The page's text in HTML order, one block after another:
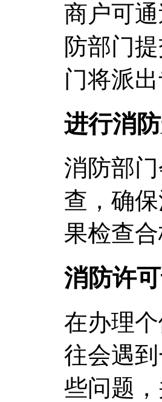
商户可
防部门
门将派
进行消
消防部
查，确
果检查
消防许
在办理
往会遇
些问题